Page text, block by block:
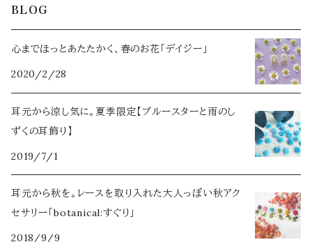
ミモザ
金木犀
なでしこ
雪割草
ブラックパール
カーネーション
パッチンピン
Ruimeme×Novelize
夜明玉×Novelize
Belle pageの耳飾り
花香水
ループタイ
マスク＆眼鏡チェーン
イヤーカフ
2022年限定【ブーケ】
2021年限定【花蜜】
2020年限定【Classy】
秋コフレ【薔薇 -ロミオトジュリエット-】
冬コフレ【白雪姫 -白雪姫-】
夏コフレ【エリンジウム -シンデレラ- 】
秋コフレ【クレマチス -千夜一夜物語- 】
冬コフレ【フィリカ -星の銀貨-】
2025
アクセサリーボックス
パッチンピン
BLOG
心までほっとあたたかく、春のお花「デイジー」
2020/2/28
耳元から涼し気に。夏季限定【ブルースターと雨のし
ずくの耳飾り】
2019/7/1
耳元から秋を。レースを取り入れた大人っぽい秋アク
セサリー「botanical:すぐり」
2018/9/9